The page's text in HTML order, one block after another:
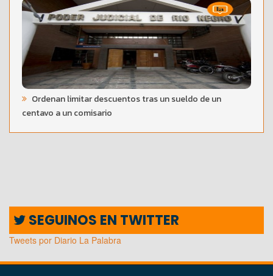
Ordenan limitar descuentos tras un sueldo de un
centavo a un comisario
SEGUINOS EN TWITTER
Tweets por Diario La Palabra